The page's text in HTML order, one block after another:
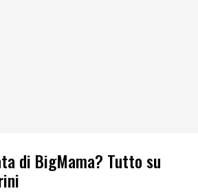
di BigMama? Tutto su